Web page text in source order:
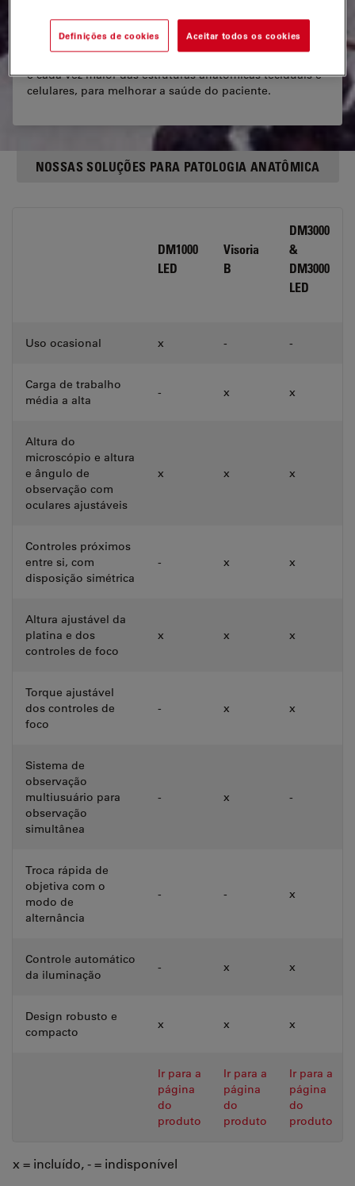
dermatopatologia e patologia forense. Juntos, esses
e cada vez maior das estruturas anatômicas teciduais e
celulares, para melhorar a saúde do paciente.
NOSSAS SOLUÇÕES PARA PATOLOGIA ANATÔMICA
DM1000
LED
Visoria
B
DM3000
&
DM3000
LED
Uso ocasional x - -
Carga de trabalho
média a alta
- x x
Altura do
microscópio e altura
e ângulo de
observação com
oculares ajustáveis
x x x
Controles próximos
entre si, com
disposição simétrica
- x x
Altura ajustável da
platina e dos
controles de foco
x x x
Torque ajustável
dos controles de
foco
- x x
Sistema de
observação
multiusuário para
observação
simultânea
- x -
Troca rápida de
objetiva com o
modo de
alternância
- - x
Controle automático
da iluminação
- x x
Design robusto e
compacto
x x x
Ir para a
página
do
produto
Ir para a
página
do
produto
Ir para a
página
do
produto
x = incluído, - = indisponível
Definições de cookies Aceitar todos os cookies